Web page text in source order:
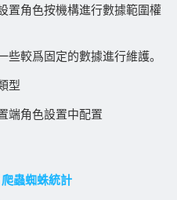
置角色按機構進行數據範圍權
較爲固定的數據進行維護。
型
端角色設置中配置
蟲蜘蛛統計